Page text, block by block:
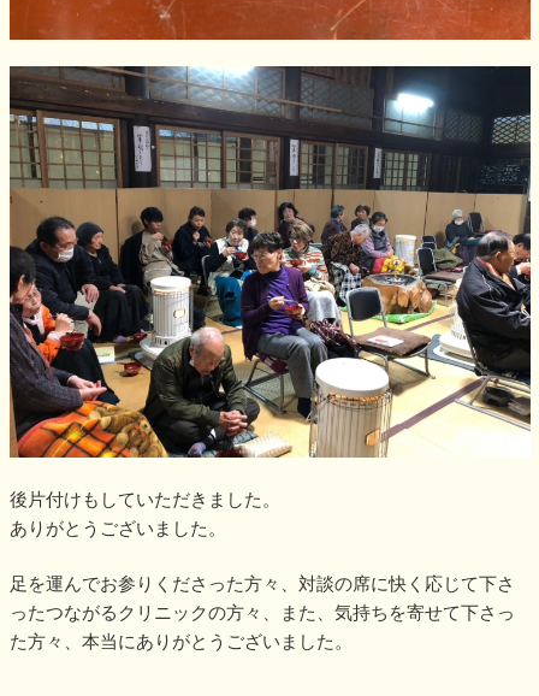
後片付けもしていただきました。
ありがとうございました。
足を運んでお参りくださった方々、対談の席に快く応じて下さ
ったつながるクリニックの方々、また、気持ちを寄せて下さっ
た方々、本当にありがとうございました。